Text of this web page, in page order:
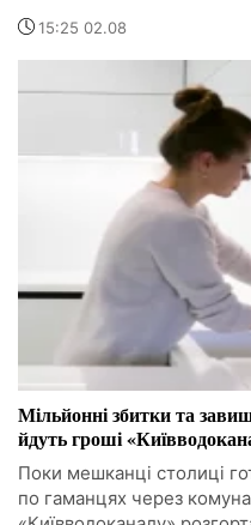
15:25 02.08
Мільйонні збитки та
йдуть гроші
Поки мешканці столиці
по гаманцях через